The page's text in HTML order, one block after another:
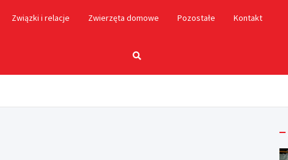
Związki i relacje Zwierzęta domowe Pozostałe Kontakt